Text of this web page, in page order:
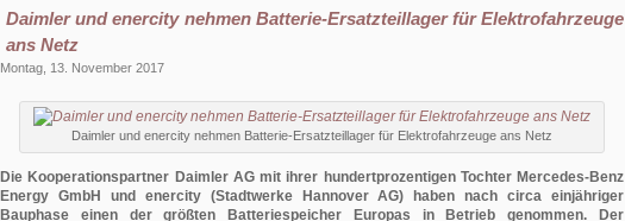
Daimler und enercity nehmen Batterie-Ersatzteillager für Elektrofahrzeuge
ans Netz
Montag, 13. November 2017
Daimler und enercity nehmen Batterie-Ersatzteillager für Elektrofahrzeuge ans Netz
Die Kooperationspartner Daimler AG mit ihrer hundertprozentigen Tochter Mercedes-Benz
Energy GmbH und enercity (Stadtwerke Hannover AG) haben nach circa einjähriger
Bauphase einen der größten Batteriespeicher Europas in Betrieb genommen. Der